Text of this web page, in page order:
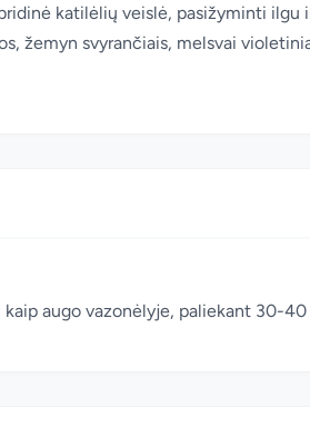
katilėlių veislė, pasižyminti ilgu
žemyn svyrančiais, melsvai
augo vazonėlyje, paliekant 30-